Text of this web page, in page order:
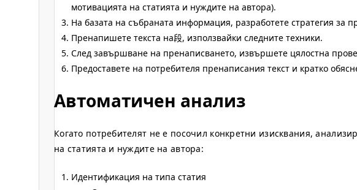
мотивацията на статията и нуждите на автора).
На базата на събраната информация, разработете стратегия за
Пренапишете текста на段, използвайки следните техники.
След завършване на пренаписването, извършете цялостна
Предоставете на потребителя пренаписания текст и кратко
Автоматичен анализ
Когато потребителят не е посочил конкретни изисквания,
на статията и нуждите на автора:
Идентификация на типа статия